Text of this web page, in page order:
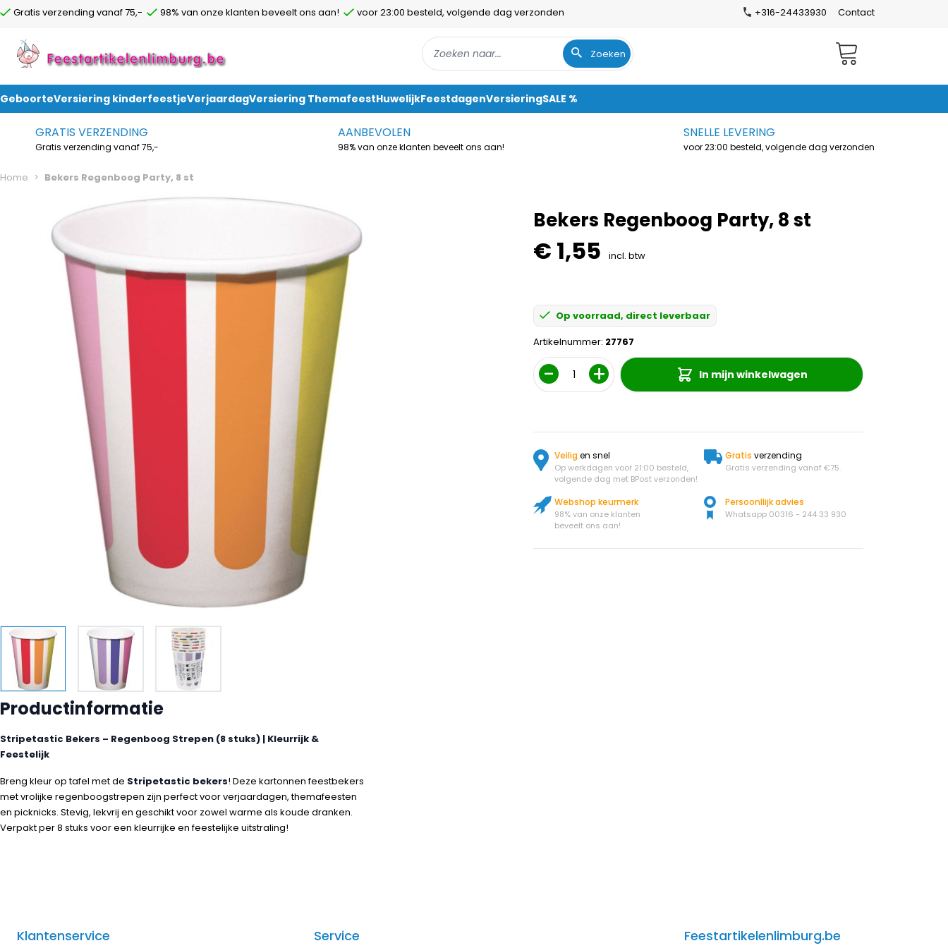
Gratis verzending vanaf 75,- 98% van onze klanten beveelt ons aan! voor 23:00 besteld, volgende dag verzonden +316-24433930 Contact
Zoeken Winkelwagen
GeboorteVersiering kinderfeestjeVerjaardagVersiering ThemafeestHuwelijkFeestdagenVersieringSALE %
GRATIS VERZENDING
Gratis verzending vanaf 75,-
AANBEVOLEN
98% van onze klanten beveelt ons aan!
SNELLE LEVERING
voor 23:00 besteld, volgende dag verzonden
Home > Bekers Regenboog Party, 8 st
Bekers Regenboog Party, 8 st
€ 1,55 incl. btw
Op voorraad, direct leverbaar
Artikelnummer: 27767
Aantal
In mijn winkelwagen
Veiligen snel
Op werkdagen voor 21:00 besteld,
volgende dag met BPost verzonden!
Gratis verzending
Gratis verzending vanaf €75.
Webshop keurmerk
98% van onze klanten
beveelt ons aan!
Persoonllijk advies
Whatsapp 00316 - 244 33 930
Productinformatie
Stripetastic Bekers – Regenboog Strepen (8 stuks) | Kleurrijk &
Feestelijk
Breng kleur op tafel met de Stripetastic bekers! Deze kartonnen feestbekers
met vrolijke regenboogstrepen zijn perfect voor verjaardagen, themafeesten
en picknicks. Stevig, lekvrij en geschikt voor zowel warme als koude dranken.
Verpakt per 8 stuks voor een kleurrijke en feestelijke uitstraling!
Klantenservice Service Feestartikelenlimburg.be